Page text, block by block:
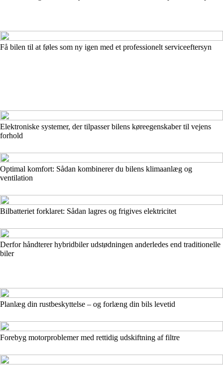
Få bilen til at føles som ny igen med et professionelt serviceeftersyn
Elektroniske systemer, der tilpasser bilens køreegenskaber til vejens
forhold
Optimal komfort: Sådan kombinerer du bilens klimaanlæg og
ventilation
Bilbatteriet forklaret: Sådan lagres og frigives elektricitet
Derfor håndterer hybridbiler udstødningen anderledes end traditionelle
biler
Planlæg din rustbeskyttelse – og forlæng din bils levetid
Forebyg motorproblemer med rettidig udskiftning af filtre